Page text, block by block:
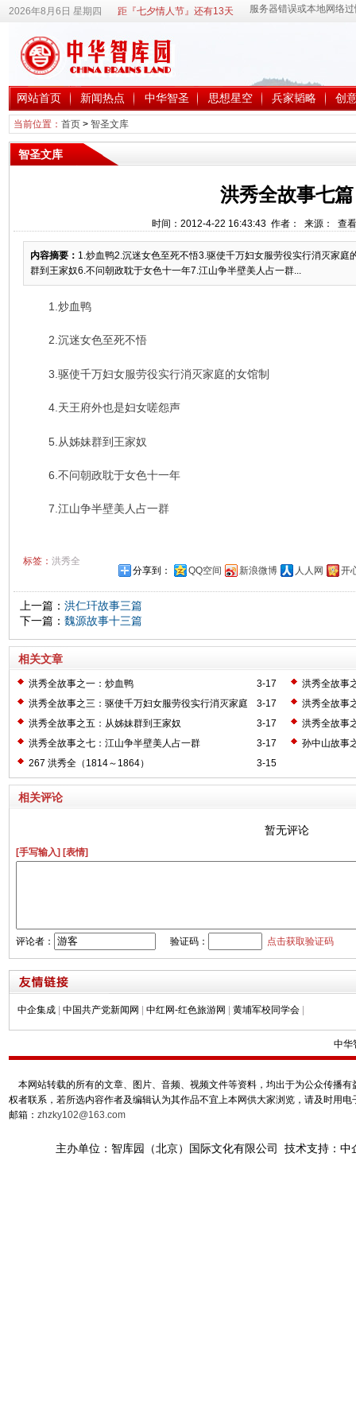
2026年8月6日 星期四 距『七夕情人节』还有13天
网站首页 新闻热点 中华智圣 思想星空 兵家韬略 创
当前位置： 首页> 智圣文库
智圣文库
洪秀全故事七篇
时间：2012-4-22 16:43:43 作者： 来源： 查
内容摘要： 1.炒血鸭2.沉迷女色至死不悟3.驱使千万妇女服劳役实行消灭家庭
群到王家奴6.不问朝政耽于女色十一年7.江山争半壁美人占一群...
1.炒血鸭
2.沉迷女色至死不悟
3.驱使千万妇女服劳役实行消灭家庭的女馆制
4.天王府外也是妇女嗟怨声
5.从姊妹群到王家奴
6.不问朝政耽于女色十一年
7.江山争半壁美人占一群
标签： 洪秀全
分享到：
QQ空间 新浪微博 人人网 开
上一篇： 洪仁玕故事三篇
下一篇： 魏源故事十三篇
相关文章
3-17
洪秀全故事之一：炒血鸭
洪秀全故事
3-17
洪秀全故事之三：驱使千万妇女服劳役实行消灭家庭
的女馆制
洪秀全故事
3-17
洪秀全故事之五：从姊妹群到王家奴
洪秀全故事
3-17
洪秀全故事之七：江山争半壁美人占一群
孙中山故事
3-15
267 洪秀全（1814～1864）
相关评论
暂无评论
[手写输入] [表情]
评论者： 验证码： 点击获取验证码
中企集成 | 中国共产党新闻网 | 中红网-红色旅游网 | 黄埔军校同学会 |
中华
本网站转载的所有的文章、图片、音频、视频文件等资料，均出于为公众传播
权者联系，若所选内容作者及编辑认为其作品不宜上本网供大家浏览，请及时用
邮箱： zhzky102@163.com
主办单位：智库园（北京）国际文化有限公司 技术支持：